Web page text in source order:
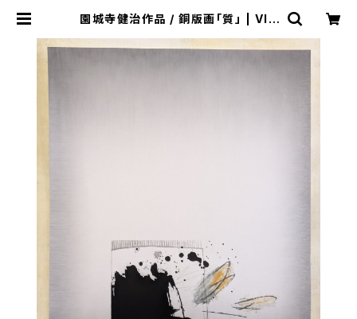
園城寺健治作品 / 銅版画「質」 | VIV